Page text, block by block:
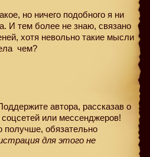
но ничего подобного я ни
И тем более не знаю, связано
хотя невольно такие мысли
чем?
автора, рассказав о
или мессенджеров!
получше, обязательно
для этого не